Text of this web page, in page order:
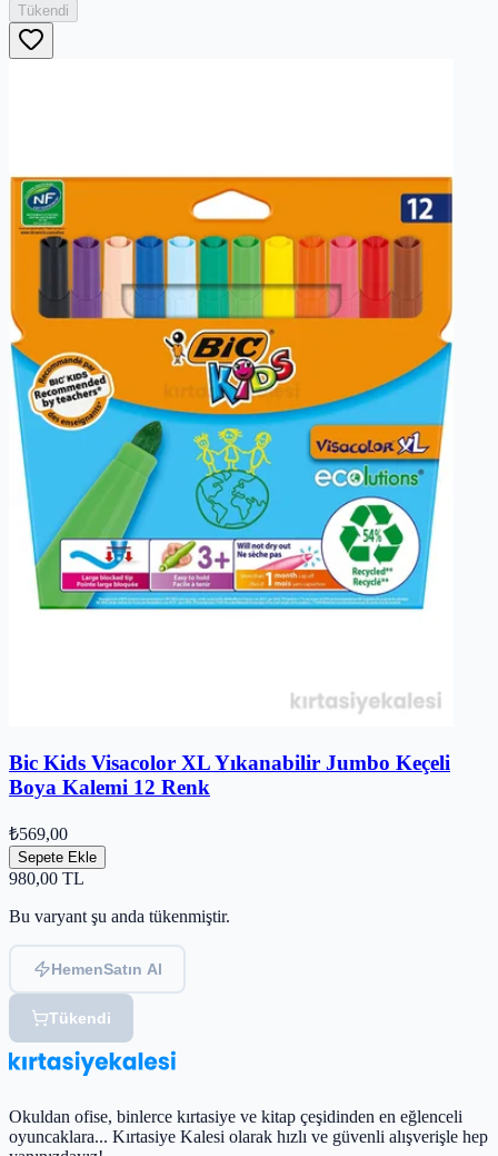
Tükendi
Bic Kids Visacolor XL Yıkanabilir Jumbo Keçeli
Boya Kalemi 12 Renk
₺569,00
Sepete Ekle
980,00 TL
Bu varyant şu anda tükenmiştir.
HemenSatın Al
Tükendi
Okuldan ofise, binlerce kırtasiye ve kitap çeşidinden en eğlenceli
oyuncaklara... Kırtasiye Kalesi olarak hızlı ve güvenli alışverişle hep